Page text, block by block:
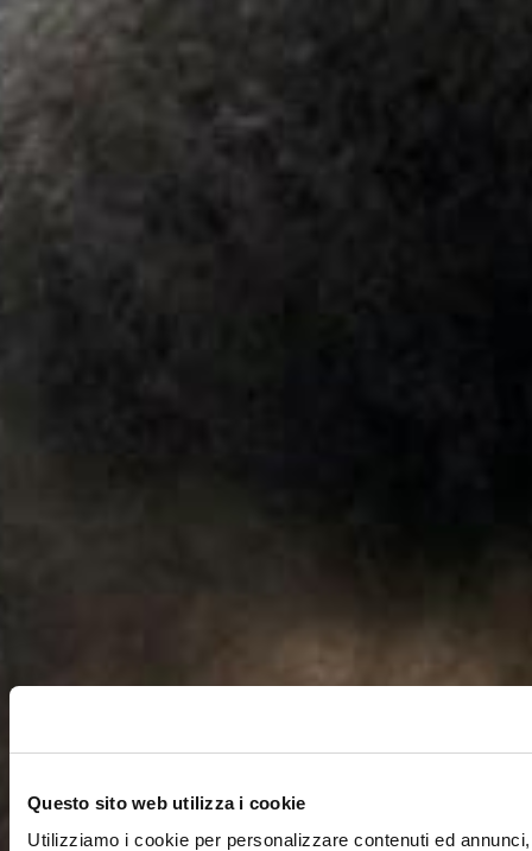
Questo sito web utilizza i cookie
Utilizziamo i cookie per personalizzare contenuti ed